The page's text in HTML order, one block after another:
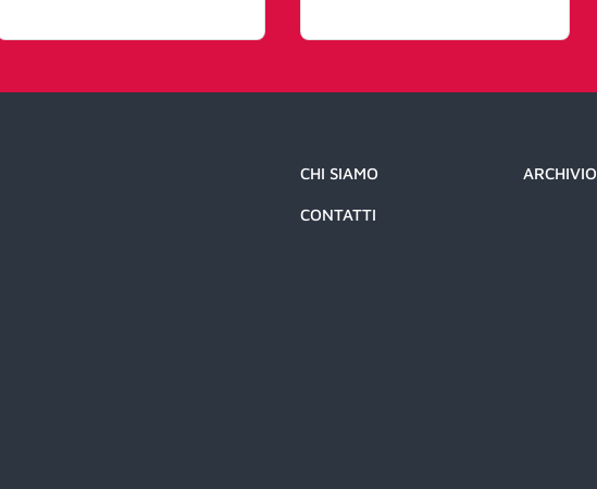
CHI SIAMO
CONTATTI
ARCHIVIO